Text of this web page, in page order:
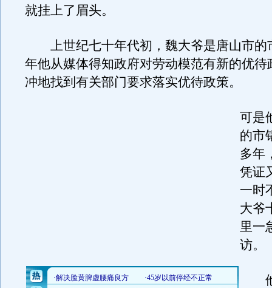
就挂上了眉头。
上世纪七十年代初，魏大爷是唐山市的
年他从媒体得知政府对劳动模范有新的优待
冲地找到有关部门要求落实优待政策。
可是
的市
多年
凭证
一时
大爷
里一
访。
他